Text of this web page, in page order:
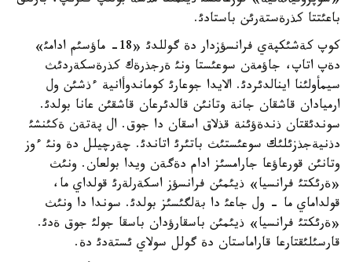
باعئتتا كذرةستةرئن باستادئ.
كوپ كةشئكپةي فرانسؤزدار دة گوللدئ «18- ماؤسئم ادامئ»
دةپ اتاپ، جاؤمةن سوعئستا ونئ ةرجذرةك كذرةسكةردئث
سيمأولئنا اينالدئردئ. الايدا جوعارئ كوماندوأانية ءذشئن ول
ارميادان قاشقان جانة وتانئن قالدئرعان قاشقئن عانا بولدئ.
سوندئقتان ذندةؤئنة قذلاق اسقان دا جوق. ال پةتةن ةكئنشئ
دذنيةجذزئلئك سوعئستئث باتئرئ اتاندئ. چةرچيلل دة ونئ ءوز
وتانئن قورعاؤعا جارامسئز ادام دةگةن ويدا بولعان. ونئث
«ةرئكتئ فرانسيا» ذيئمئن فرانسؤز اسكةرلةرئ قولداي ما،
قولداماي ما - ول جاعئ دا بةلگئسئز بولدئ. سوندا دا ونئث
«ةرئكتئ فرانسيا» ذيئمئن باسقارؤدان باسقا جولئ جوق ةدئ.
قارسئلئقتارعا قاراماستان دة گولل سولاي ئستةدئ دة.